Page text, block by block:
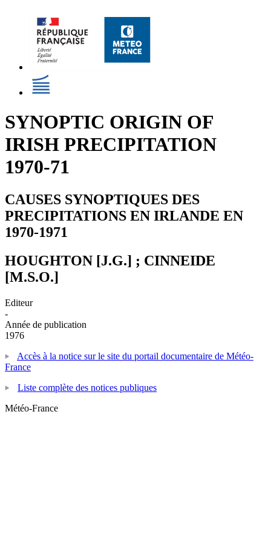
SYNOPTIC ORIGIN OF
IRISH PRECIPITATION
1970-71
CAUSES SYNOPTIQUES DES
PRECIPITATIONS EN IRLANDE EN
1970-1971
HOUGHTON [J.G.] ; CINNEIDE
[M.S.O.]
Editeur
-
Année de publication
1976
Accès à la notice sur le site du portail documentaire de Météo-
France
Liste complète des notices publiques
Météo-France